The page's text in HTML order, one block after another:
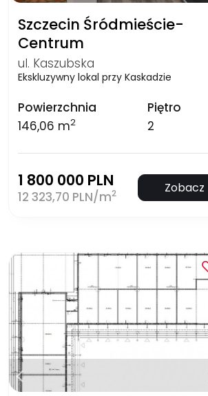
Szczecin Śródmieście-
Centrum
ul. Kaszubska
Ekskluzywny lokal przy Kaskadzie
Powierzchnia
146,06 m2
Piętro
2
1 800 000 PLN
12 323,70 PLN/m2 Zobacz